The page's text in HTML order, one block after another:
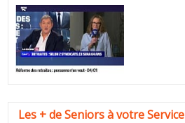
Les + de Seniors à votre Service